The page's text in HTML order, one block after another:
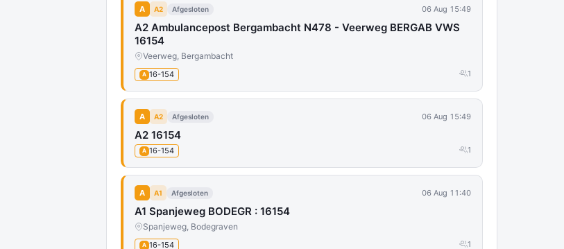
A A2 Afgesloten 06 Aug 15:49
A2 Ambulancepost Bergambacht N478 - Veerweg BERGAB VWS
16154
Veerweg, Bergambacht
A 16-154 1
A A2 Afgesloten 06 Aug 15:49
A2 16154
A 16-154 1
A A1 Afgesloten 06 Aug 11:40
A1 Spanjeweg BODEGR : 16154
Spanjeweg, Bodegraven
A 16-154 1